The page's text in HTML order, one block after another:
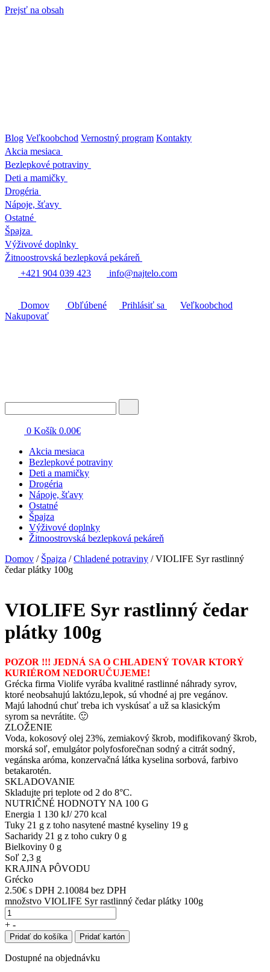
Prejsť na obsah
Blog Veľkoobchod Vernostný program Kontakty
Akcia mesiaca
Bezlepkové potraviny
Deti a mamičky
Drogéria
Nápoje, šťavy
Ostatné
Špajza
Výživové doplnky
Žitnoostrovská bezlepková pekáreň
+421 904 039 423
info@najtelo.com
Domov Obľúbené Prihlásiť sa
Veľkoobchod
Nakupovať
0 Košík 0.00€
Akcia mesiaca
Bezlepkové potraviny
Deti a mamičky
Drogéria
Nápoje, šťavy
Ostatné
Špajza
Výživové doplnky
Žitnoostrovská bezlepková pekáreň
Domov / Špajza /Chladené potraviny / VIOLIFE Syr rastlinný
čedar plátky 100g
VIOLIFE Syr rastlinný čedar
plátky 100g
POZOR !!! JEDNÁ SA O CHLADENÝ TOVAR KTORÝ
KURIÉROM NEDORUČUJEME!
Grécka firma Violife vyrába kvalitné rastlinné náhrady syrov,
ktoré neobsahujú laktózu,lepok, sú vhodné aj pre vegánov.
Majú lahodnú chuť treba ich vyskúsať a už sa klasickým
syrom sa nevrátite. 🙂
ZLOŽENIE
Voda, kokosový olej 23%, zemiakový škrob, modifikovaný škrob,
morská soľ, emulgátor polyfosforečnan sodný a citrát sodný,
vegánska aróma, konzervačná látka kyselina sorbová, farbivo
betakarotén.
SKLADOVANIE
Skladujte pri teplote od 2 do 8°C.
NUTRIČNÉ HODNOTY NA 100 G
Energia 1 130 kJ/ 270 kcal
Tuky 21 g z toho nasytené mastné kyseliny 19 g
Sacharidy 21 g z toho cukry 0 g
Bielkoviny 0 g
Soľ 2,3 g
KRAJINA PÔVODU
Grécko
2.50€ s DPH 2.10084 bez DPH
množstvo VIOLIFE Syr rastlinný čedar plátky 100g
+ -
Pridať do košíka Pridať kartón
Dostupné na objednávku